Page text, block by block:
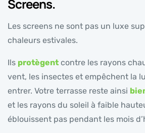
Screens.
Les screens ne sont pas un luxe
chaleurs estivales.
Ils protègent contre les rayons
vent, les insectes et empêchent la
entrer. Votre terrasse reste ainsi
et les rayons du soleil à faible
éblouissent pas pendant les mois